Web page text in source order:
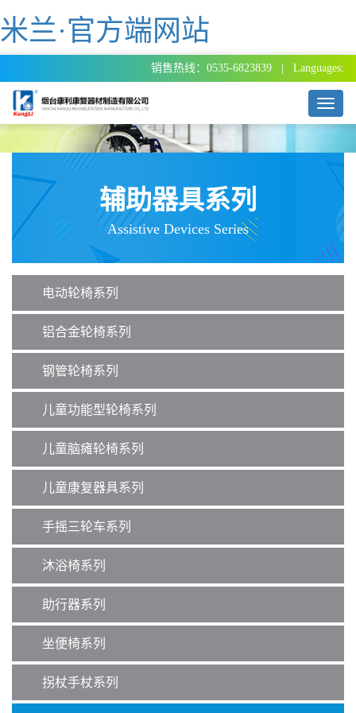
米兰·官方端网站
销售热线：0535-6823839 | Languages:
T
o
g
i
g
i
辅助器具系列
Assistive Devices Series
电动轮椅系列
铝合金轮椅系列
钢管轮椅系列
儿童功能型轮椅系列
儿童脑瘫轮椅系列
儿童康复器具系列
手摇三轮车系列
沐浴椅系列
助行器系列
坐便椅系列
拐杖手杖系列